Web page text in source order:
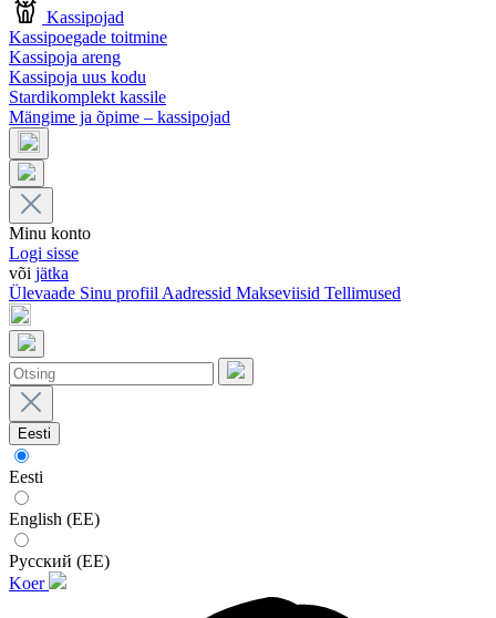
Kassipojad
Kassipoegade toitmine
Kassipoja areng
Kassipoja uus kodu
Stardikomplekt kassile
Mängime ja õpime – kassipojad
Minu konto
Logi sisse
või jätka
Ülevaade Sinu profiil Aadressid Makseviisid Tellimused
Eesti
Eesti
English (EE)
Русский (EE)
Koer